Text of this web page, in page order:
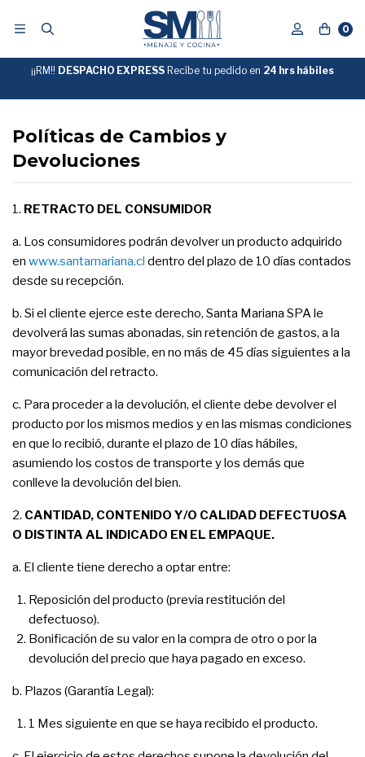
0
GRATIS
SOBRE
¡¡RM!! DESPACHO EXPRESS Recíbe tu pedido en 24 hrs hábiles
Políticas de Cambios y
Devoluciones
1. RETRACTO DEL CONSUMIDOR
a. Los consumidores podrán devolver un producto adquirido
en www.santamariana.cl dentro del plazo de 10 días contados
desde su recepción.
b. Si el cliente ejerce este derecho, Santa Mariana SPA le
devolverá las sumas abonadas, sin retención de gastos, a la
mayor brevedad posible, en no más de 45 días siguientes a la
comunicación del retracto.
c. Para proceder a la devolución, el cliente debe devolver el
producto por los mismos medios y en las mismas condiciones
en que lo recibió, durante el plazo de 10 días hábiles,
asumiendo los costos de transporte y los demás que
conlleve la devolución del bien.
2. CANTIDAD, CONTENIDO Y/O CALIDAD DEFECTUOSA
O DISTINTA AL INDICADO EN EL EMPAQUE.
a. El cliente tiene derecho a optar entre:
Reposición del producto (previa restitución del
defectuoso).
Bonificación de su valor en la compra de otro o por la
devolución del precio que haya pagado en exceso.
b. Plazos (Garantía Legal):
1 Mes siguiente en que se haya recibido el producto.